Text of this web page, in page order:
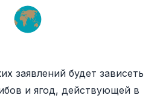
заявлений будет зависеть
и ягод, действующей в